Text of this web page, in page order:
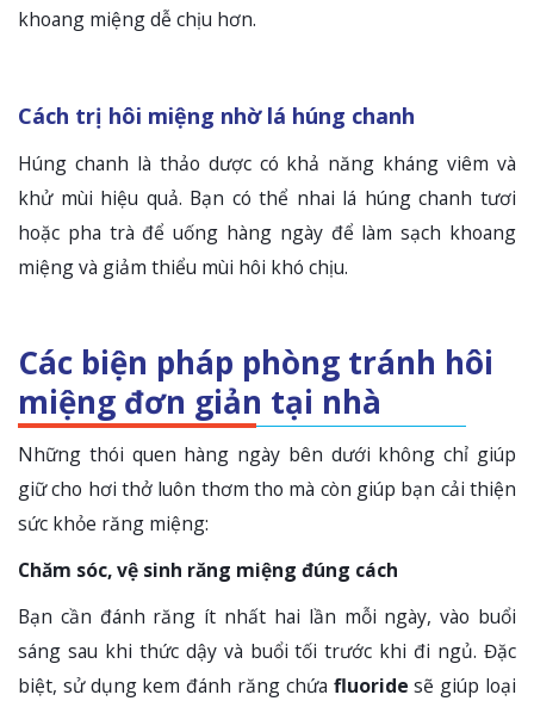
khoang miệng dễ chịu hơn.
Cách trị hôi miệng nhờ lá húng chanh
Húng chanh là thảo dược có khả năng kháng viêm và
khử mùi hiệu quả. Bạn có thể nhai lá húng chanh tươi
hoặc pha trà để uống hàng ngày để làm sạch khoang
miệng và giảm thiểu mùi hôi khó chịu.
Các biện pháp phòng tránh hôi
miệng đơn giản tại nhà
Những thói quen hàng ngày bên dưới không chỉ giúp
giữ cho hơi thở luôn thơm tho mà còn giúp bạn cải thiện
sức khỏe răng miệng:
Chăm sóc, vệ sinh răng miệng đúng cách
Bạn cần đánh răng ít nhất hai lần mỗi ngày, vào buổi
sáng sau khi thức dậy và buổi tối trước khi đi ngủ. Đặc
biệt, sử dụng kem đánh răng chứa fluoride sẽ giúp loại